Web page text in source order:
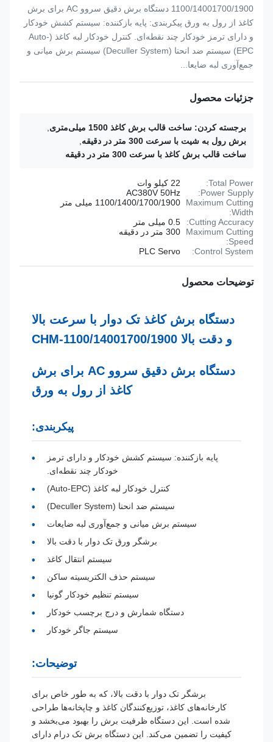
1100/14001700/1900 دستگاه برش دقیق سروو AC برای برش
کاغذ از رول به ورق پیکربندی: پایه بازکننده: سیستم کشش خودکار
و دارای ترمز خودکار چند نقطه‌ای. کنترل خودکار لبه کاغذ (Auto-
EPC) سیستم ضد انحنا (Deculler System) سیستم برش میانی و
جمع‌آوری لبه ضایعا...
جزئیات محصول
برجسته کردن: ساخت قالب برش کاغذ 1500 میلی‌متری
,
برش رول به شیت با سرعت 300 متر در دقیقه
,
ساخت قالب برش کاغذ با سرعت 300 متر در دقیقه
Total Power:
Power Supply:
AC380V 50Hz
Maximum Cutting
Width:
1100/1400/1700/1900 میلی متر
Cutting Accuracy:
0.5 میلی متر
Maximum Cutting
Speed:
300 متر در دقیقه
Control System:
PLC Servo
توضیحات محصول
دستگاه برش کاغذ تک دوار با سرعت بالا
و دقت بالا CHM-1100/14001700/1900
دستگاه برش دقیق سروو AC برای برش
کاغذ از رول به ورق
پیکربندی:
پایه بازکننده: سیستم کشش خودکار و دارای ترمز
خودکار چند نقطه‌ای.
کنترل خودکار لبه کاغذ (Auto-EPC)
سیستم ضد انحنا (Deculler System)
سیستم برش میانی و جمع‌آوری لبه ضایعات
برشگر ورق تک دوار با دقت بالا
سیستم انتقال کاغذ
سیستم حذف الکتریسیته ساکن
سیستم تنظیم خودکار گونیا
دستگاه شمارش و درج برچسب خودکار
سیستم جاگر خودکار
توضیحات:
برشگر تک دوار با دقت بالا، که به طور خاص برای
کارخانه‌های کاغذ، توزیع‌کنندگان کاغذ و چاپخانه‌ها طراحی
شده است. این دستگاه ظرفیت برش را بهبود می‌بخشد و
کیفیت را تضمین می‌کند. این دستگاه برش تک درام دارای